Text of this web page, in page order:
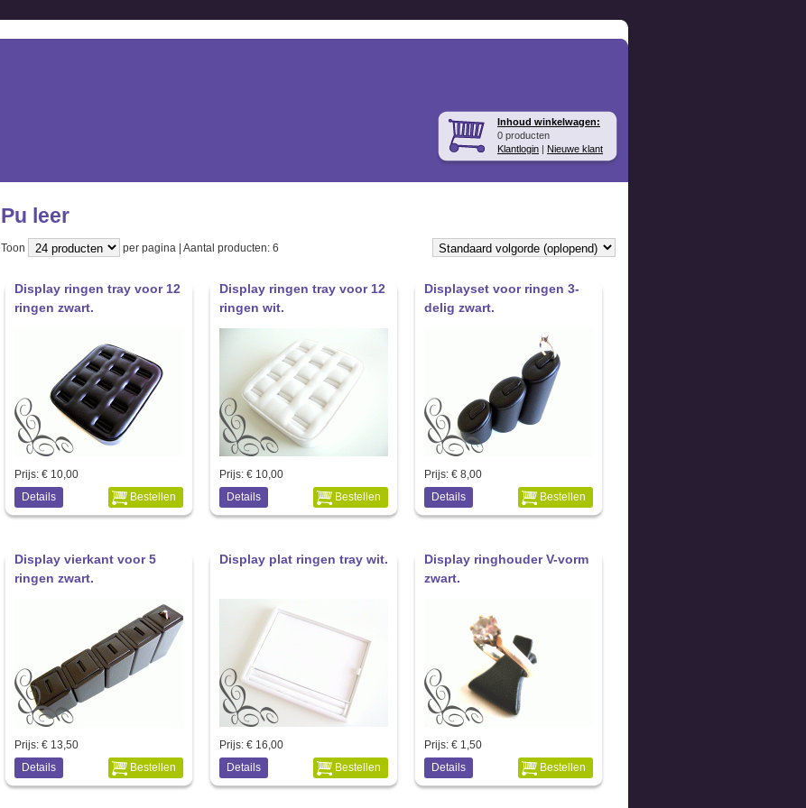
Inhoud winkelwagen:
0 producten
Klantlogin | Nieuwe klant
Pu leer
Toon per pagina | Aantal producten: 6
Display ringen tray voor 12
ringen zwart.
Prijs: € 10,00
Details
Bestellen
Display ringen tray voor 12
ringen wit.
Prijs: € 10,00
Details
Bestellen
Displayset voor ringen 3-
delig zwart.
Prijs: € 8,00
Details
Bestellen
Display vierkant voor 5
ringen zwart.
Prijs: € 13,50
Details
Bestellen
Display plat ringen tray wit.
Prijs: € 16,00
Details
Bestellen
Display ringhouder V-vorm
zwart.
Prijs: € 1,50
Details
Bestellen